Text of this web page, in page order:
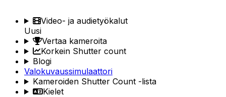
Video- ja audietyökalut
Uusi
Vertaa kameroita
Korkein Shutter count
Blogi
Valokuvaussimulaattori
Kameroiden Shutter Count -lista
Kielet